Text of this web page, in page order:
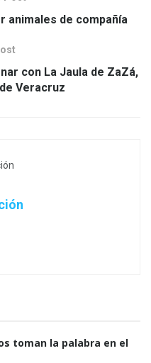
animales de compañía
con La Jaula de ZaZá,
Veracruz
toman la palabra en el